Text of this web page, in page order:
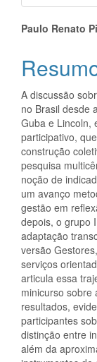
do
artigo
Paulo Renato
A discussão
no Brasil desde
Guba e Lincoln,
participativo,
construção
pesquisa
noção de
um avanço
gestão em
depois, o grupo
adaptação
versão
serviços
articula essa
minicurso sobre
resultados,
participantes
distinção entre
além da